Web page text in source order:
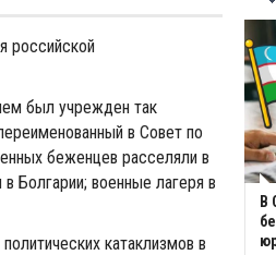
российской
был учрежден так
в Совет по
беженцев расселяли в
Болгарии; военные лагеря в
катаклизмов в
В